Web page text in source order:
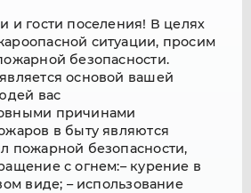
и гости поселения! В целях
ситуации, просим
безопасности.
основой вашей
вас
причинами
в быту являются
пожарной безопасности,
с огнем:– курение в
виде; – использование